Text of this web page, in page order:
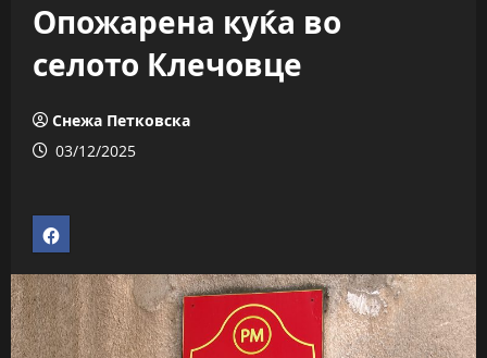
Опожарена куќа во
селото Клечовце
Снежа Петковска
03/12/2025